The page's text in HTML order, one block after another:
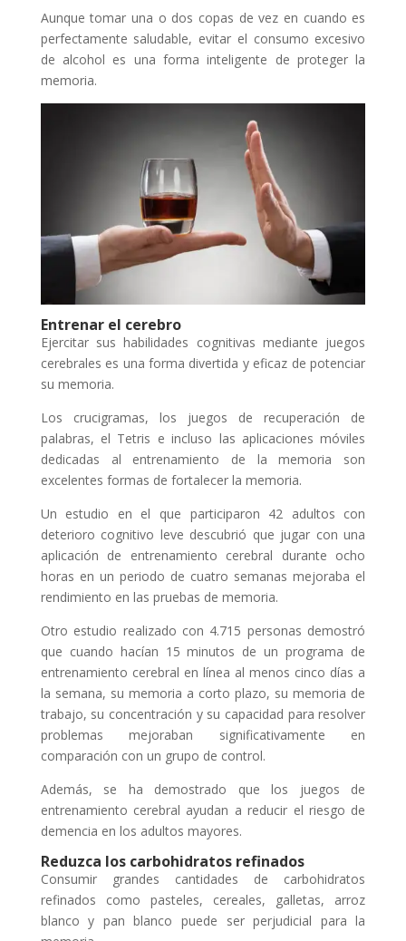
Aunque tomar una o dos copas de vez en cuando es
perfectamente saludable, evitar el consumo excesivo
de alcohol es una forma inteligente de proteger la
memoria.
Entrenar el cerebro
Ejercitar sus habilidades cognitivas mediante juegos
cerebrales es una forma divertida y eficaz de potenciar
su memoria.
Los crucigramas, los juegos de recuperación de
palabras, el Tetris e incluso las aplicaciones móviles
dedicadas al entrenamiento de la memoria son
excelentes formas de fortalecer la memoria.
Un estudio en el que participaron 42 adultos con
deterioro cognitivo leve descubrió que jugar con una
aplicación de entrenamiento cerebral durante ocho
horas en un periodo de cuatro semanas mejoraba el
rendimiento en las pruebas de memoria.
Otro estudio realizado con 4.715 personas demostró
que cuando hacían 15 minutos de un programa de
entrenamiento cerebral en línea al menos cinco días a
la semana, su memoria a corto plazo, su memoria de
trabajo, su concentración y su capacidad para resolver
problemas mejoraban significativamente en
comparación con un grupo de control.
Además, se ha demostrado que los juegos de
entrenamiento cerebral ayudan a reducir el riesgo de
demencia en los adultos mayores.
Reduzca los carbohidratos refinados
Consumir grandes cantidades de carbohidratos
refinados como pasteles, cereales, galletas, arroz
blanco y pan blanco puede ser perjudicial para la